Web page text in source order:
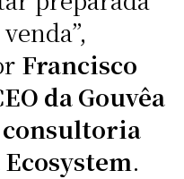
Francisco
da Gouvêa
consultoria
.